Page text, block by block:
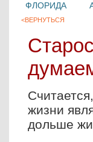
ФЛОРИДА
<ВЕРНУТЬСЯ
жизни
дольше